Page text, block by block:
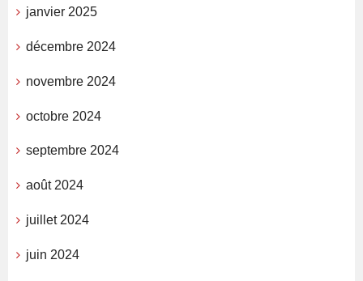
janvier 2025
décembre 2024
novembre 2024
octobre 2024
septembre 2024
août 2024
juillet 2024
juin 2024